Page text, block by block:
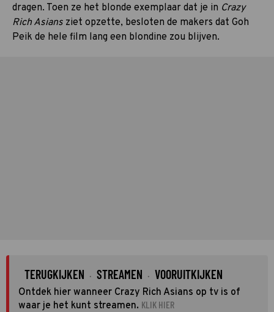
dragen. Toen ze het blonde exemplaar dat je in Crazy
Rich Asians ziet opzette, besloten de makers dat Goh
Peik de hele film lang een blondine zou blijven.
TERUGKIJKEN · STREAMEN · VOORUITKIJKEN
Ontdek hier wanneer Crazy Rich Asians op tv is of
waar je het kunt streamen. KLIK HIER